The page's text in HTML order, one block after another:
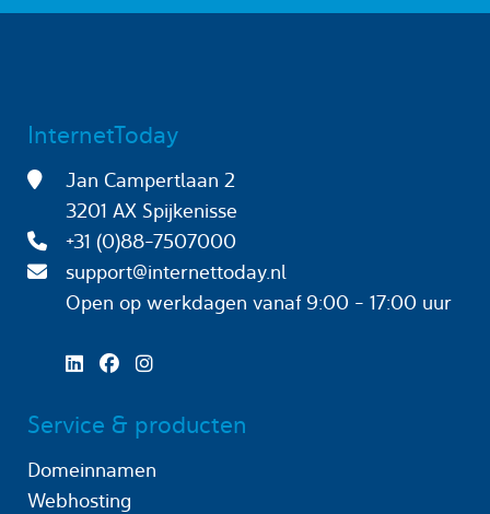
InternetToday
Jan Campertlaan 2
3201 AX Spijkenisse
+31 (0)88-7507000
support@internettoday.nl
Open op werkdagen
vanaf 9:00 - 17:00 uur
Service & producten
Domeinnamen
Webhosting